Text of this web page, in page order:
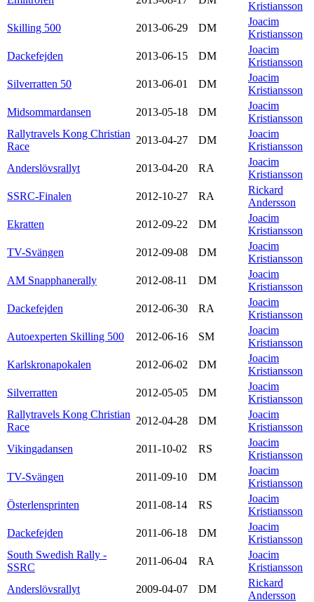
Kristiansson
Skilling 500
2013-06-29 DM
Joacim
Kristiansson
Dackefejden
2013-06-15 DM
Joacim
Kristiansson
Silverratten 50
2013-06-01 DM
Joacim
Kristiansson
Midsommardansen
2013-05-18 DM
Joacim
Kristiansson
Rallytravels Kong Christian
Race
2013-04-27 DM
Joacim
Kristiansson
Anderslövsrallyt
2013-04-20 RA
Joacim
Kristiansson
SSRC-Finalen
2012-10-27 RA
Rickard
Andersson
Ekratten
2012-09-22 DM
Joacim
Kristiansson
TV-Svängen
2012-09-08 DM
Joacim
Kristiansson
AM Snapphanerally
2012-08-11 DM
Joacim
Kristiansson
Dackefejden
2012-06-30 RA
Joacim
Kristiansson
Autoexperten Skilling 500
2012-06-16 SM
Joacim
Kristiansson
Karlskronapokalen
2012-06-02 DM
Joacim
Kristiansson
Silverratten
2012-05-05 DM
Joacim
Kristiansson
Rallytravels Kong Christian
Race
2012-04-28 DM
Joacim
Kristiansson
Vikingadansen
2011-10-02 RS
Joacim
Kristiansson
TV-Svängen
2011-09-10 DM
Joacim
Kristiansson
Österlensprinten
2011-08-14 RS
Joacim
Kristiansson
Dackefejden
2011-06-18 DM
Joacim
Kristiansson
South Swedish Rally -
SSRC
2011-06-04 RA
Joacim
Kristiansson
Anderslövsrallyt
2009-04-07 DM
Rickard
Andersson